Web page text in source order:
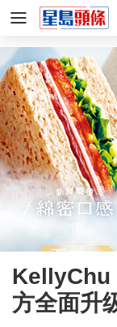
KellyChu
方全面升